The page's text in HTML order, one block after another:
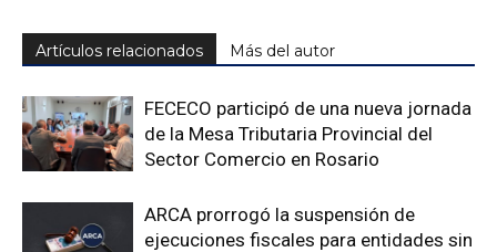
Artículos relacionados Más del autor
FECECO participó de una nueva jornada
de la Mesa Tributaria Provincial del
Sector Comercio en Rosario
ARCA prorrogó la suspensión de
ejecuciones fiscales para entidades sin